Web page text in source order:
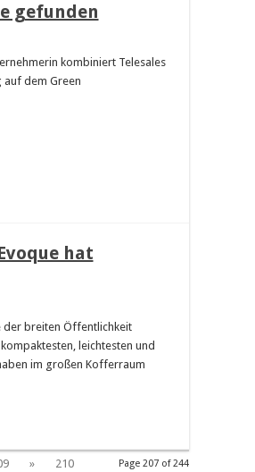
gefunden
kombiniert Telesales
dem Green
hat
der breiten Öffentlichkeit
leichtesten und
im großen Kofferraum
Page 207 of 244
» 210